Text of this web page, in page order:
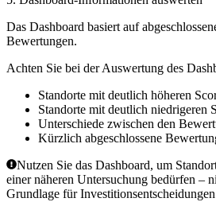
Das Dashboard basiert auf
Bewertungen.
Achten Sie bei der Auswertung des
Standorte mit deutlich höheren
Standorte mit deutlich niedrigeren
Unterschiede zwischen den
Kürzlich abgeschlossene
Nutzen Sie das Dashboard, um
einer näheren Untersuchung bedürfen –
Grundlage für